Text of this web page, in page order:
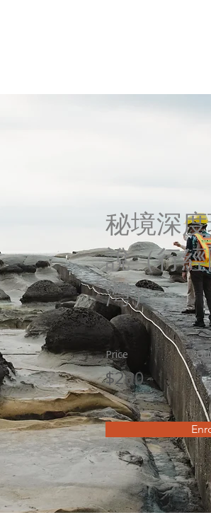
秘境深
說（行
灣）
Price
$200